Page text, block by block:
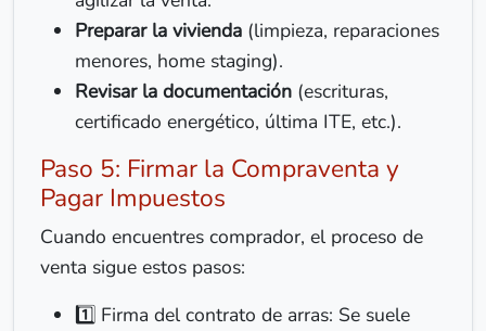
Preparar la vivienda (limpieza, reparaciones
menores, home staging).
Revisar la documentación (escrituras,
certificado energético, última ITE, etc.).
Paso 5: Firmar la Compraventa y
Pagar Impuestos
Cuando encuentres comprador, el proceso de
venta sigue estos pasos:
1️⃣ Firma del contrato de arras: Se suele